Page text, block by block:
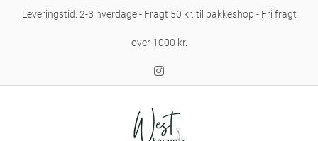
Leveringstid: 2-3 hverdage - Fragt 50 kr. til pakkeshop - Fri fragt
over 1000 kr.